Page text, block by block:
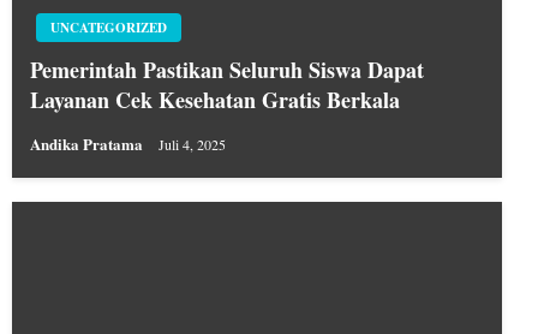
UNCATEGORIZED
Pemerintah Pastikan Seluruh Siswa Dapat
Layanan Cek Kesehatan Gratis Berkala
Andika Pratama Juli 4, 2025